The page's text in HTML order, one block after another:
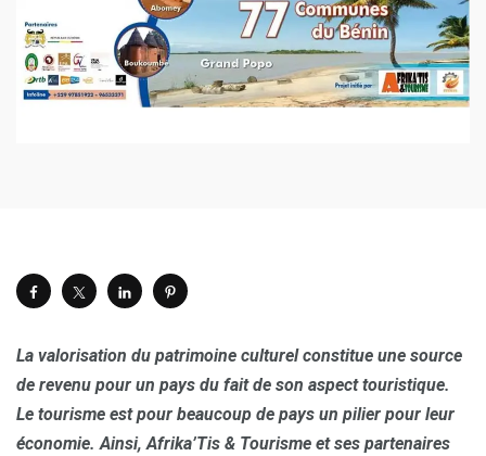
La valorisation du patrimoine culturel constitue une source
de revenu pour un pays du fait de son aspect touristique.
Le tourisme est pour beaucoup de pays un pilier pour leur
économie. Ainsi, Afrika’Tis & Tourisme et ses partenaires